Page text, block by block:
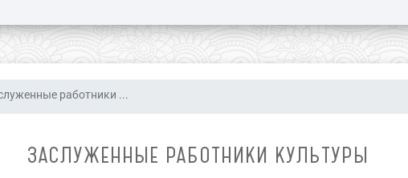
работники ...
ЗАСЛУЖЕННЫЕ РАБОТНИКИ КУЛЬТУРЫ